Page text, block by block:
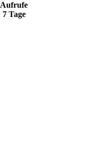
Aufrufe
7 Tage